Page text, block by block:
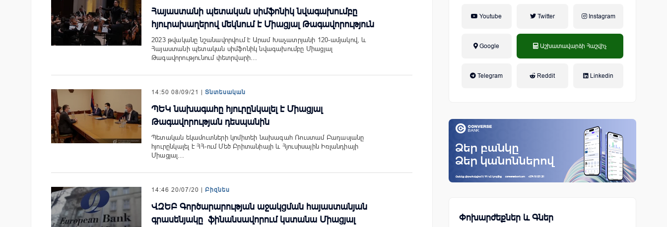
Հայաստանի պետական սիմֆոնիկ նվագախումբը
հյուրախաղերով մեկնում է Միացյալ Թագավորություն
2023 թվականը նշանավորվում է Արամ Խաչատրյանի 120-ամյակով, և
Հայաստանի պետական սիմֆոնիկ նվագախումբը Միացյալ
Թագավորությունում փետրվարի…
14:50 08/09/21 | Տնտեսական
ՊԵԿ նախագահը հյուրընկալել է Միացյալ
Թագավորության դեսպանին
Պետական եկամուտների կոմիտեի նախագահ Ռուստամ Բադասյանը
հյուրընկալել է ՀՀ-ում Մեծ Բրիտանիայի և Հյուսիսային Իռլանդիայի
Միացյալ…
14:46 20/07/20 | Բիզնես
ՎԶԵԲ Գործարարության աջակցման հայաստանյան
գրասենյակը ֆինանսավորում կստանա Միացյալ
Youtube Twitter Instagram
Google Աշխատավարձի Հաշվիչ
Telegram Reddit Linkedin
Փոխարժեքներ և Գներ